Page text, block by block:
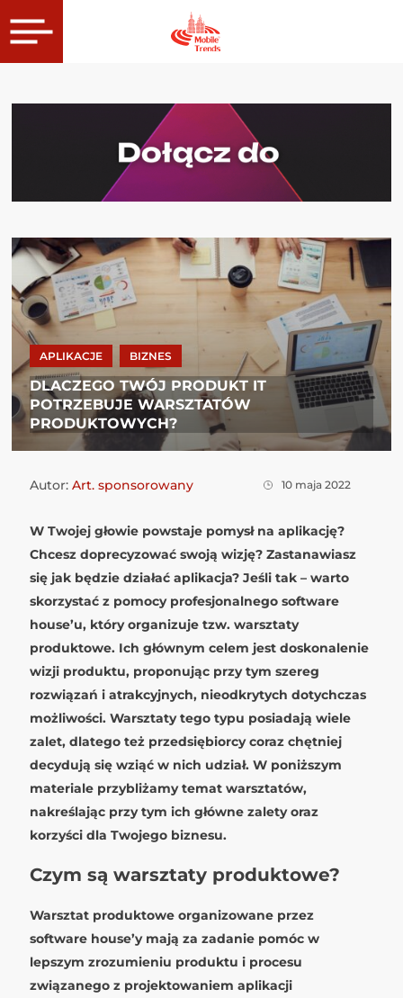
APLIKACJE BIZNES
DLACZEGO TWÓJ PRODUKT IT
POTRZEBUJE WARSZTATÓW
PRODUKTOWYCH?
Autor: Art. sponsorowany 10 maja 2022
W Twojej głowie powstaje pomysł na aplikację?
Chcesz doprecyzować swoją wizję? Zastanawiasz
się jak będzie działać aplikacja? Jeśli tak – warto
skorzystać z pomocy profesjonalnego software
house’u, który organizuje tzw. warsztaty
produktowe. Ich głównym celem jest doskonalenie
wizji produktu, proponując przy tym szereg
rozwiązań i atrakcyjnych, nieodkrytych dotychczas
możliwości. Warsztaty tego typu posiadają wiele
zalet, dlatego też przedsiębiorcy coraz chętniej
decydują się wziąć w nich udział. W poniższym
materiale przybliżamy temat warsztatów,
nakreślając przy tym ich główne zalety oraz
korzyści dla Twojego biznesu.
Czym są warsztaty produktowe?
Warsztat produktowe organizowane przez
software house’y mają za zadanie pomóc w
lepszym zrozumieniu produktu i procesu
związanego z projektowaniem aplikacji